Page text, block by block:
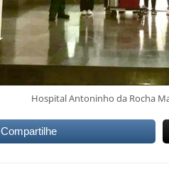
Hospital Antoninho da Rocha
Compartilhe